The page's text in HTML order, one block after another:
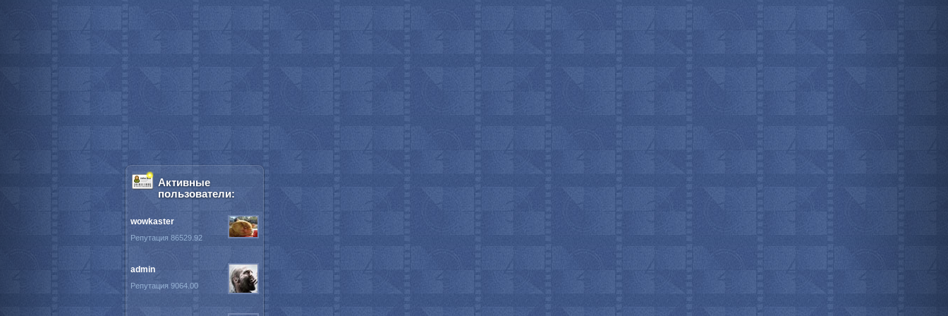
Активные
пользователи:
wowkaster
Репутация 86529.92
admin
Репутация 9064.00